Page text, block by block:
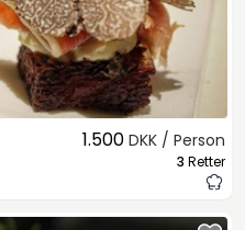
1.500 DKK / Person
3 Retter